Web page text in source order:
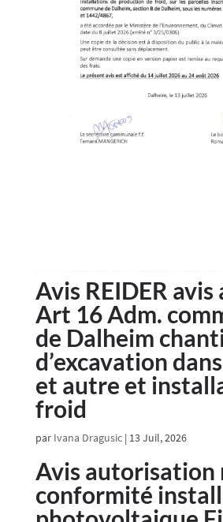
Avis REIDER
Art 16 Adm.
de Dalheim
d’excavation
et autre et
froid
par Ivana Dragusic| 13 Juil, 2026
Avis autorisation
conformité